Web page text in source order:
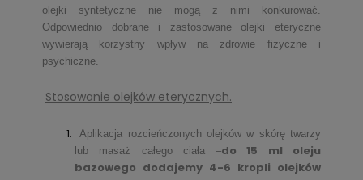
olejki syntetyczne nie mogą z nimi konkurować.
Odpowiednio dobrane i zastosowane olejki eteryczne
wywierają korzystny wpływ na zdrowie fizyczne i
psychiczne.
Stosowanie olejków eterycznych.
Aplikacja rozcieńczonych olejków w skórę twarzy
lub masaż całego ciała –do 15 ml oleju
bazowego dodajemy 4-6 kropli olejków